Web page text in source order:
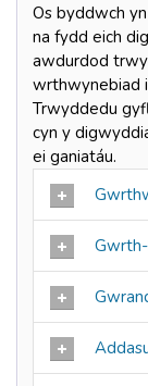
Os byddwch
na fydd eich
awdurdod
wrthwynebiad
Trwyddedu
cyn y
ei ganiatáu.